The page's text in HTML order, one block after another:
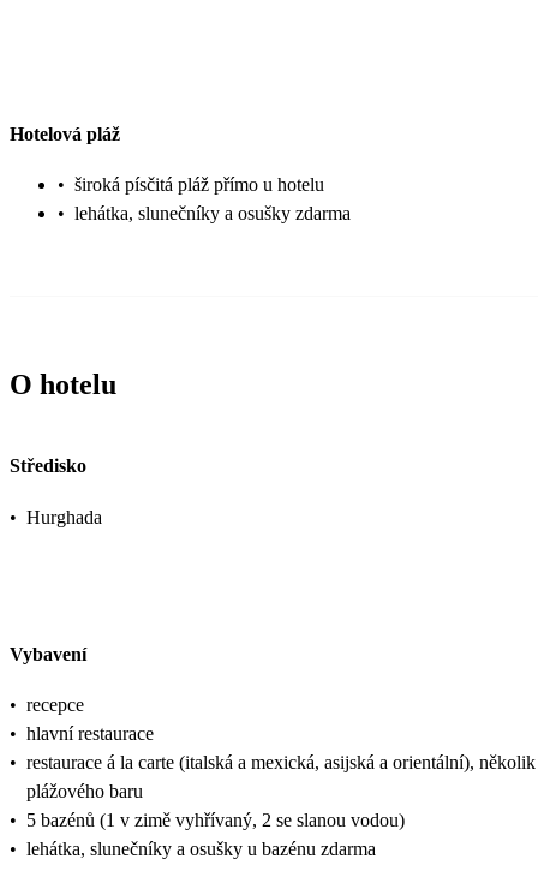
Hotelová pláž
• široká písčitá pláž přímo u hotelu
• lehátka, slunečníky a osušky zdarma
O hotelu
Středisko
• Hurghada
Vybavení
• recepce
• hlavní restaurace
• restaurace á la carte (italská a mexická, asijská a orientální),
plážového baru
• 5 bazénů (1 v zimě vyhřívaný, 2 se slanou vodou)
• lehátka, slunečníky a osušky u bazénu zdarma